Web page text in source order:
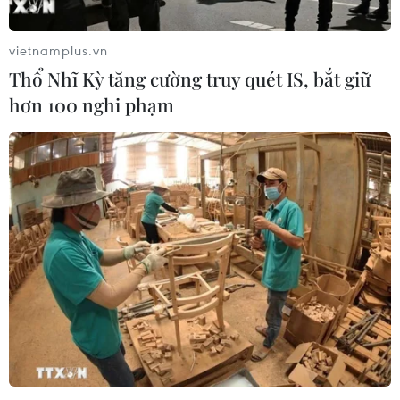
Thị trường vàng: Giai đoạn chuyển dịch
lớn với nhiều nhà đầu tư
09/01/2021 09:49
Theo giới phân tích, thị trường vàng đang trải qua một
giai đoạn chuyển dịch lớn đối với nhiều nhà đầu tư và
họ bắt đầu từ bỏ kênh “trú ẩn an toàn” này.
vietnamplus.vn
Thổ Nhĩ Kỳ tăng cường truy quét IS, bắt giữ
hơn 100 nghi phạm